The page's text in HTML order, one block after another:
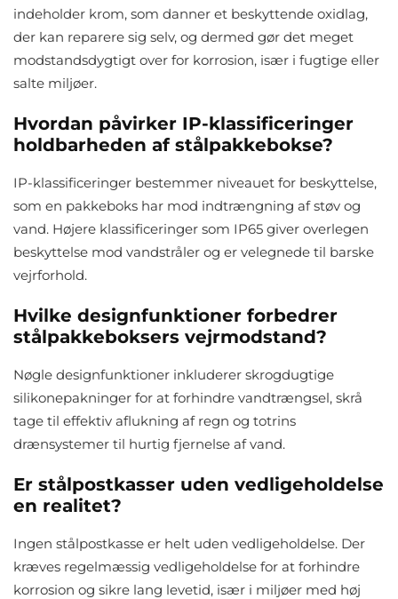
indeholder krom, som danner et beskyttende oxidlag,
der kan reparere sig selv, og dermed gør det meget
modstandsdygtigt over for korrosion, især i fugtige eller
salte miljøer.
Hvordan påvirker IP-klassificeringer
holdbarheden af stålpakkebokse?
IP-klassificeringer bestemmer niveauet for beskyttelse,
som en pakkeboks har mod indtrængning af støv og
vand. Højere klassificeringer som IP65 giver overlegen
beskyttelse mod vandstråler og er velegnede til barske
vejrforhold.
Hvilke designfunktioner forbedrer
stålpakkeboksers vejrmodstand?
Nøgle designfunktioner inkluderer skrogdugtige
silikonepakninger for at forhindre vandtrængsel, skrå
tage til effektiv aflukning af regn og totrins
drænsystemer til hurtig fjernelse af vand.
Er stålpostkasser uden vedligeholdelse
en realitet?
Ingen stålpostkasse er helt uden vedligeholdelse. Der
kræves regelmæssig vedligeholdelse for at forhindre
korrosion og sikre lang levetid, især i miljøer med høj